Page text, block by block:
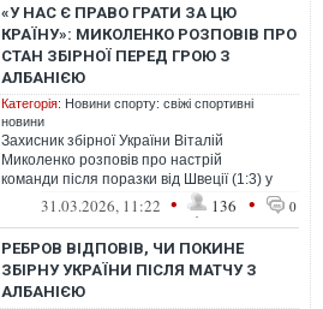
«У НАС Є ПРАВО ГРАТИ ЗА ЦЮ
КРАЇНУ»: МИКОЛЕНКО РОЗПОВІВ ПРО
СТАН ЗБІРНОЇ ПЕРЕД ГРОЮ З
АЛБАНІЄЮ
Категорія: Новини спорту: свіжі спортивні
новини
Захисник збірної України Віталій
Миколенко розповів про настрій
команди після поразки від Швеції (1:3) у
півфіналі плей-оф кваліфікації
31.03.2026, 11:22 • 136 • 0
РЕБРОВ ВІДПОВІВ, ЧИ ПОКИНЕ
ЗБІРНУ УКРАЇНИ ПІСЛЯ МАТЧУ З
АЛБАНІЄЮ